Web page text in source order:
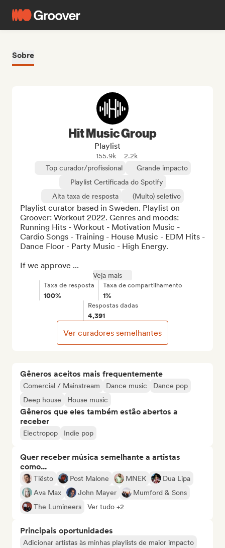
Sobre
Gêneros aceitos mais frequentemente
Comercial / Mainstream Dance music
Dance pop
Deep house
House music
Gêneros que eles também estão abertos a
receber
Electropop Indie pop
Quer receber música semelhante a artistas
como...
Tiësto Post Malone MNEK
Dua Lipa
Ava Max
John Mayer
Mumford & Sons
The Lumineers
Ver tudo +2
Principais oportunidades
Adicionar artistas às minhas playlists de maior impacto
Hit Music Group
Playlist
155.9k
2.2k
Top curador/profissional
Grande impacto
Playlist Certificada do Spotify
Alta taxa de resposta
(Muito) seletivo
Playlist curator based in Sweden. Playlist on
Groover: Workout 2022. Genres and moods:
Running Hits - Workout - Motivation Music -
Cardio Songs - Training - House Music - EDM Hits -
Dance Floor - Party Music - High Energy.
If we approve ...
Veja mais
Taxa de resposta
100%
Taxa de compartilhamento
1%
Respostas dadas
4,391
Ver curadores semelhantes